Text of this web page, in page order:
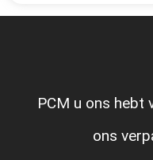
PCM u ons
ons